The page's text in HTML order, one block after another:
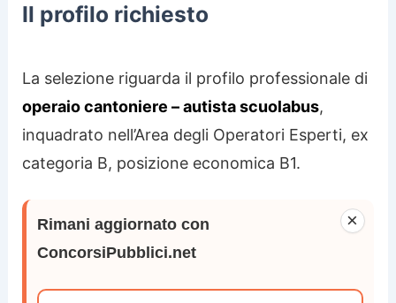
Il profilo richiesto
La selezione riguarda il profilo professionale di
operaio cantoniere – autista scuolabus,
inquadrato nell’Area degli Operatori Esperti, ex
categoria B, posizione economica B1.
×
Rimani aggiornato con
ConcorsiPubblici.net